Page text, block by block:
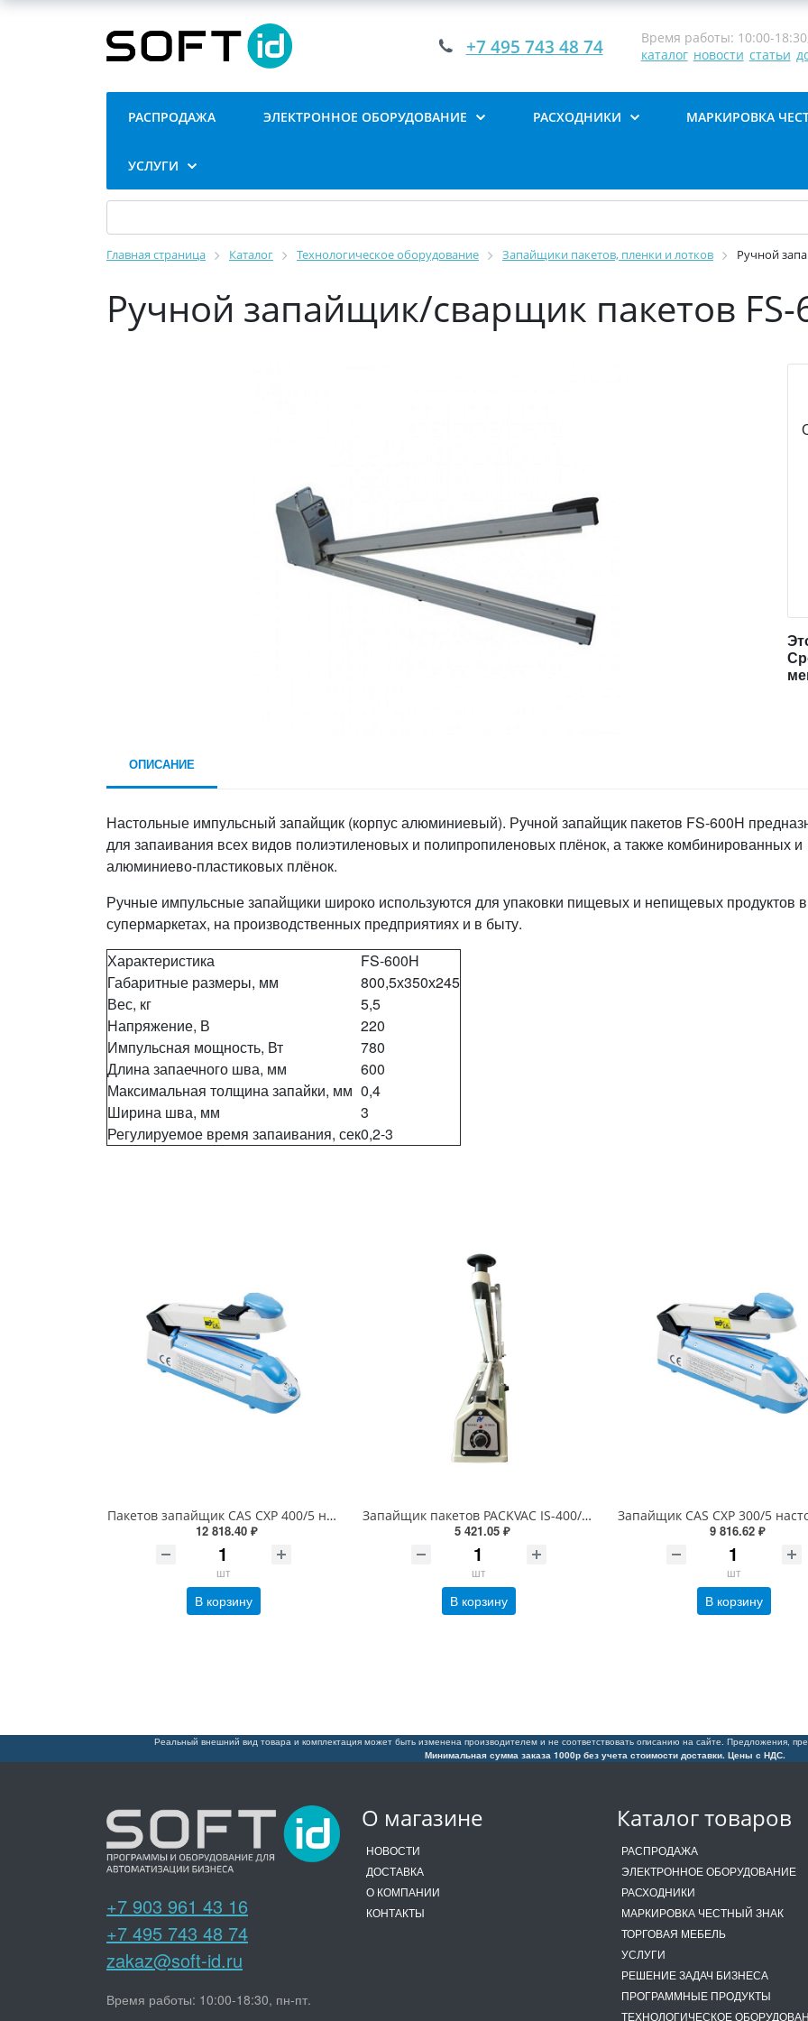
+7 495 743 48 74
Время работы: 10:00-
каталог новости статьи
РАСПРОДАЖА ЭЛЕКТРОННОЕ ОБОРУДОВАНИЕ РАСХОДНИКИ МАРКИРОВКА
УСЛУГИ
Главная страница Каталог Технологическое оборудование Запайщики пакетов, пленки и лотков Ручной
Ручной запайщик/сварщик пакетов FS-
ОПИСАНИЕ
Настольные импульсный запайщик (корпус алюминиевый). Ручной запайщик пакетов FS-600H
для запаивания всех видов полиэтиленовых и полипропиленовых плёнок, а также комбинированных и
алюминиево-пластиковых плёнок.
Ручные импульсные запайщики широко используются для упаковки пищевых и непищевых продуктов в
супермаркетах, на производственных предприятиях и в быту.
Характеристика
FS-600H
Габаритные размеры, мм
800,5х350х245
Вес, кг
5,5
Напряжение, В
220
Импульсная мощность, Вт
780
Длина запаечного шва, мм
600
Максимальная толщина запайки, мм 0,4
Ширина шва, мм
3
Регулируемое время запаивания, сек0,2-3
Пакетов запайщик CAS CXP 400/5 настольный ручной без ножа
12 818.40 ₽
шт
В корзину
Запайщик пакетов PACKVAC IS-400/5C AL (металл., 5 мм/400 мм, с ножом)
5 421.05 ₽
шт
В корзину
9 816.62 ₽
шт
В корзину
Реальный внешний вид товара и комплектация может быть изменена производителем и не соответствовать описанию на сайте. Предложения,
Минимальная сумма заказа 1000р без учета стоимости доставки. Цены с НДС.
О магазине
НОВОСТИ
ДОСТАВКА
О КОМПАНИИ
КОНТАКТЫ
Каталог товаров
РАСПРОДАЖА
ЭЛЕКТРОННОЕ ОБОРУДОВАНИЕ
РАСХОДНИКИ
МАРКИРОВКА ЧЕСТНЫЙ ЗНАК
ТОРГОВАЯ МЕБЕЛЬ
УСЛУГИ
РЕШЕНИЕ ЗАДАЧ БИЗНЕСА
ПРОГРАММНЫЕ ПРОДУКТЫ
ТЕХНОЛОГИЧЕСКОЕ
+7 903 961 43 16
+7 495 743 48 74
zakaz@soft-id.ru
Время работы: 10:00-18:30, пн-пт.